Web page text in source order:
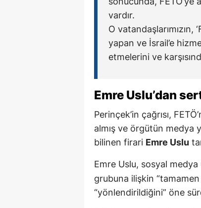
vardır.
O
yapan ve İsrail’e
etmelerini ve
Emre Uslu’dan
Perinçek’in çağrısı,
almış ve örgütün medya
bilinen firari Emre Uslu
Emre Uslu, sosyal medya
grubuna ilişkin
“yönlendirildiğini” öne